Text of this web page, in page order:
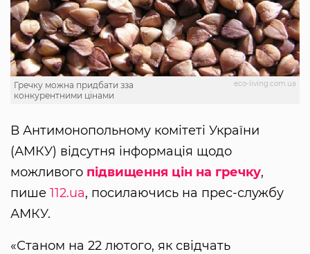
eco-living.com.ua
Гречку можна придбати зза
конкурентними цінами
В Антимонопольному комітеті України
(АМКУ) відсутня інформація щодо
можливого підвищення цін на гречку,
пише 112.ua, посилаючись на прес-службу
АМКУ.
«Станом на 22 лютого, як свідчать